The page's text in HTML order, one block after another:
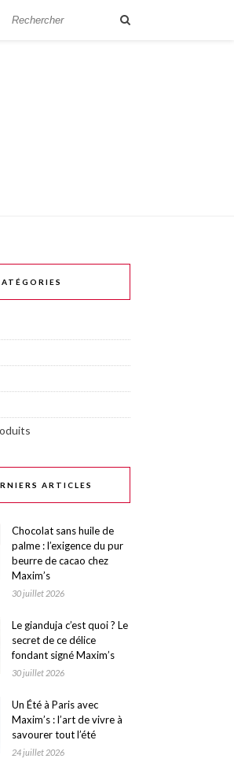
ARTICLES
Chocolat sans huile de
palme : l’exigence du pur
beurre de cacao chez
Maxim’s
30 juillet 2026
Le gianduja c’est quoi ? Le
secret de ce délice
fondant signé Maxim’s
30 juillet 2026
Un Été à Paris avec
Maxim’s : l’art de vivre à
savourer tout l’été
24 juillet 2026